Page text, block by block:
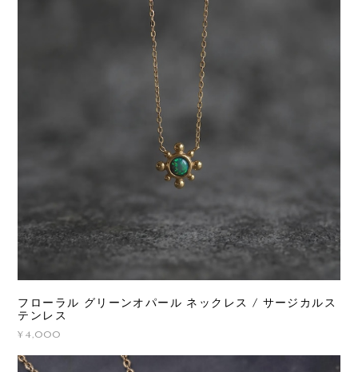
フローラル グリーンオパール ネックレス / サージカルス
テンレス
¥4,000